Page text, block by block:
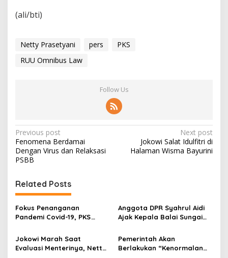
(ali/bti)
Netty Prasetyani pers
PKS
RUU Omnibus Law
Follow Us
P
o
s
t
n
a
v
i
g
Previous post
Fenomena Berdamai
Dengan Virus dan Relaksasi
PSBB
Next post
Jokowi Salat Idulfitri di
Halaman Wisma Bayurini
Related Posts
Fokus Penanganan
Pandemi Covid-19, PKS
Bagi Kadernya
Anggota DPR Syahrul Aidi
Ajak Kepala Balai Sungai
Inhu dan Kuansing
Jokowi Marah Saat
Evaluasi Menterinya, Netty
Pemerintah Akan
Berlakukan “Kenormalan